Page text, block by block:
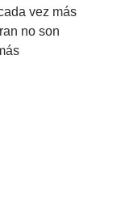
vez más
no son